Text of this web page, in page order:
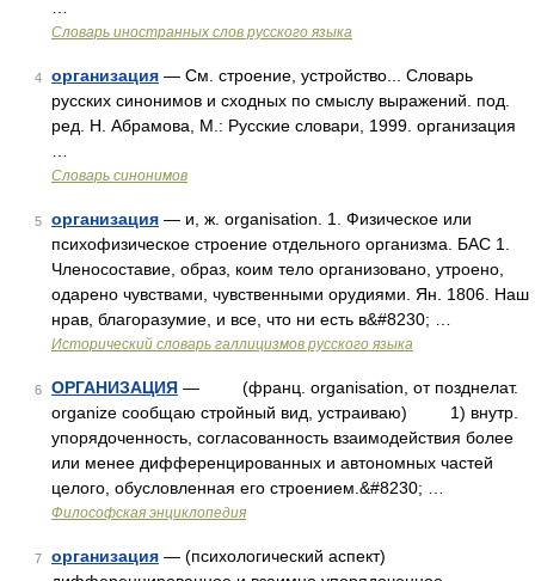
Словарь иностранных слов русского языка
4 организация — См. строение, устройство... Словарь
русских синонимов и сходных по смыслу выражений. под.
ред. Н. Абрамова, М.: Русские словари, 1999. организация
Словарь синонимов
5 организация — и, ж. organisation. 1. Физическое или
психофизическое строение отдельного организма. БАС 1.
Членосоставие, образ, коим тело организовано, утроено,
одарено чувствами, чувственными орудиями. Ян. 1806. Наш
нрав, благоразумие, и все, что ни есть в&#8230; …
Исторический словарь галлицизмов русского языка
6 ОРГАНИЗАЦИЯ — (франц. organisation, от позднелат.
organize сообщаю стройный вид, устраиваю) 1) внутр.
упорядоченность, согласованность взаимодействия более
или менее дифференцированных и автономных частей
целого, обусловленная его строением.&#8230; …
Философская энциклопедия
7 организация — (психологический аспект)